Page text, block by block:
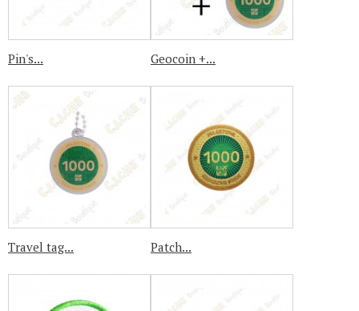
Pin's... Geocoin +...
Travel tag... Patch...